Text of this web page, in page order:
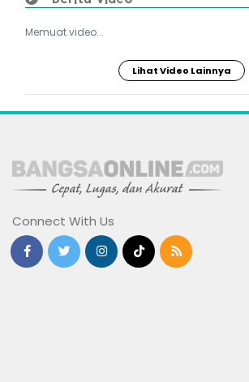
Memuat video...
Lihat Video Lainnya
Connect With Us